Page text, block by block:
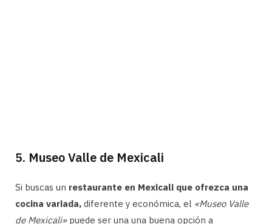
5. Museo Valle de Mexicali
Si buscas un restaurante en Mexicali que ofrezca una
cocina variada, diferente y económica, el «Museo Valle
de Mexicali»puede ser una una buena opción a